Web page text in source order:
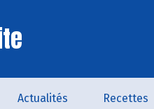
Actualités Recettes